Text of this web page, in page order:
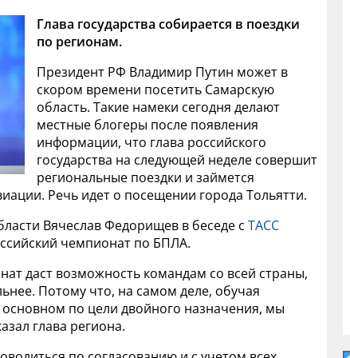
Глава государства собирается в поездки
по регионам.
Президент РФ Владимир Путин может в
скором времени посетить Самарскую
область. Такие намеки сегодня делают
местные блогеры после появления
информации, что глава российского
государства на следующей неделе совершит
региональные поездки и займется
Речь идет о посещении города Тольятти.
Вячеслав Федорищев в беседе с ТАСС
чемпионат по БПЛА.
даст возможность командам со всей страны,
Потому что, на самом деле, обучая
по цели двойного назначения, мы
глава региона.